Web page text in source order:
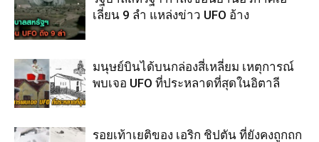
เลี่ยน 9 ลำ แหล่งข่าว UFO อ้าง
มนุษย์บินได้บนกล่องสี่เหลี่ยม เหตุการณ์
พบเจอ UFO ที่ประหลาดที่สุดในอิตาลี
รอยเท้าเยติของ เอริก ชิปตัน ที่ยังคงถูกถก